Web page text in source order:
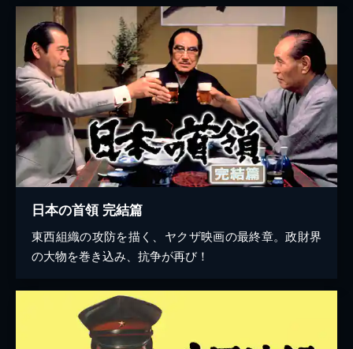
日本の首領 完結篇
東西組織の攻防を描く、ヤクザ映画の最終章。政財界
の大物を巻き込み、抗争が再び！